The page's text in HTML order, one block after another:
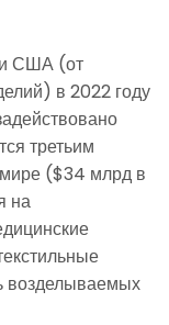
США (от
в 2022 году
третьим
($34 млрд в
на